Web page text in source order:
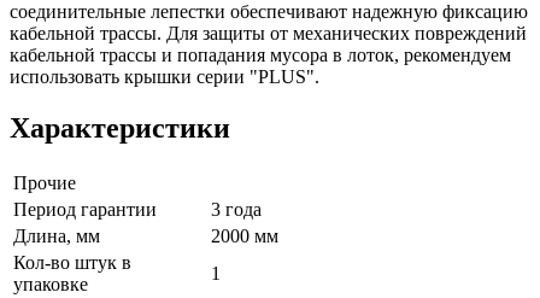
соединительные лепестки обеспечивают надежную фиксацию
кабельной трассы. Для защиты от механических повреждений
кабельной трассы и попадания мусора в лоток, рекомендуем
использовать крышки серии "PLUS".
Характеристики
Прочие
Период гарантии
3 года
Длина, мм
2000 мм
Кол-во штук в
упаковке
1